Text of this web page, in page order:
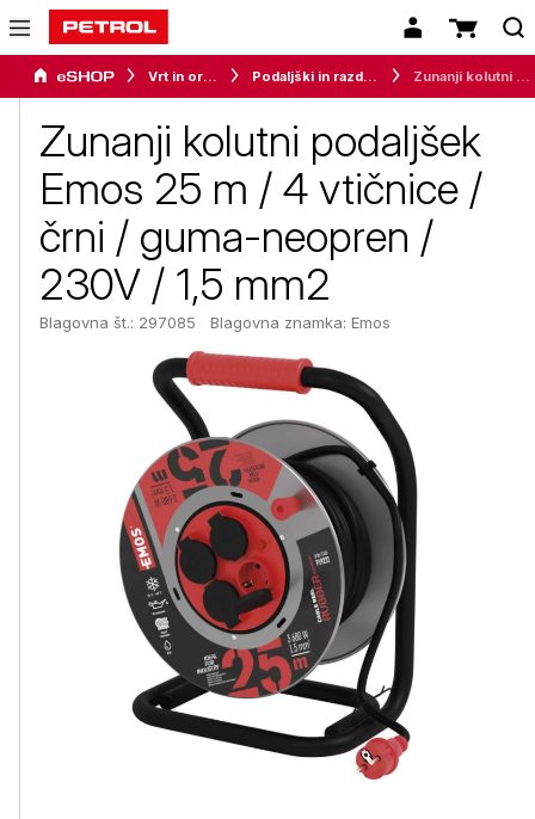
Vrt in orodje Podaljški in razdelilci
Zunanji kolutni podaljšek
Emos 25 m / 4 vtičnice /
črni / guma-neopren /
230V / 1,5 mm2
Blagovna št.: 297085 Blagovna znamka: Emos